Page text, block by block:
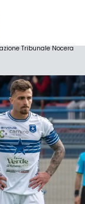
Tribunale Nocera